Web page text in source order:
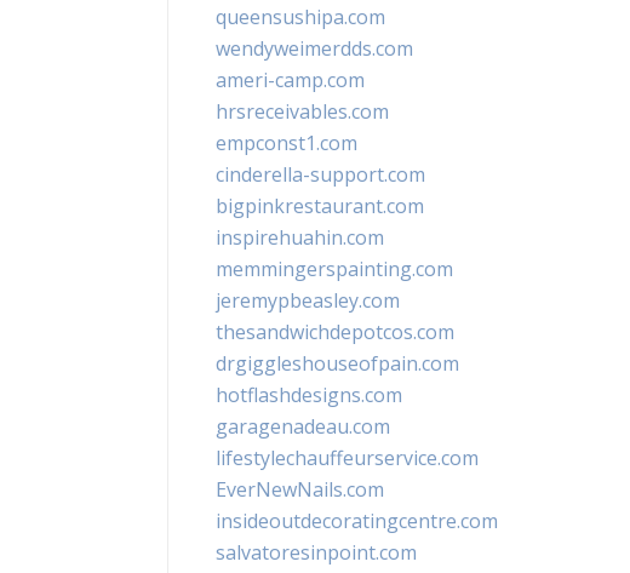
queensushipa.com
wendyweimerdds.com
ameri-camp.com
hrsreceivables.com
empconst1.com
cinderella-support.com
bigpinkrestaurant.com
inspirehuahin.com
memmingerspainting.com
jeremypbeasley.com
thesandwichdepotcos.com
drgiggleshouseofpain.com
hotflashdesigns.com
garagenadeau.com
lifestylechauffeurservice.com
EverNewNails.com
insideoutdecoratingcentre.com
salvatoresinpoint.com